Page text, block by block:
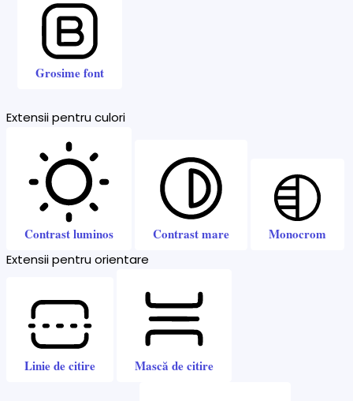
Grosime font
Extensii pentru culori
Contrast luminos Contrast mare Monocrom
Extensii pentru orientare
Linie de citire Mască de citire